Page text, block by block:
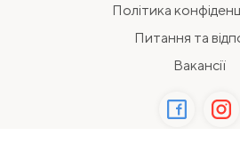
Політика
Питання та
Вакансії